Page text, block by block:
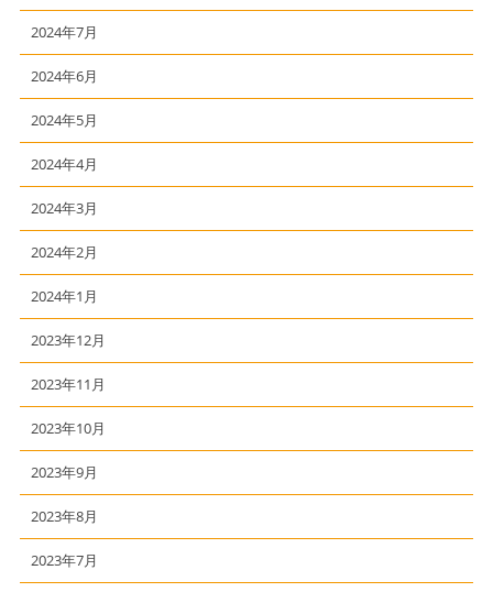
2024年7月
2024年6月
2024年5月
2024年4月
2024年3月
2024年2月
2024年1月
2023年12月
2023年11月
2023年10月
2023年9月
2023年8月
2023年7月